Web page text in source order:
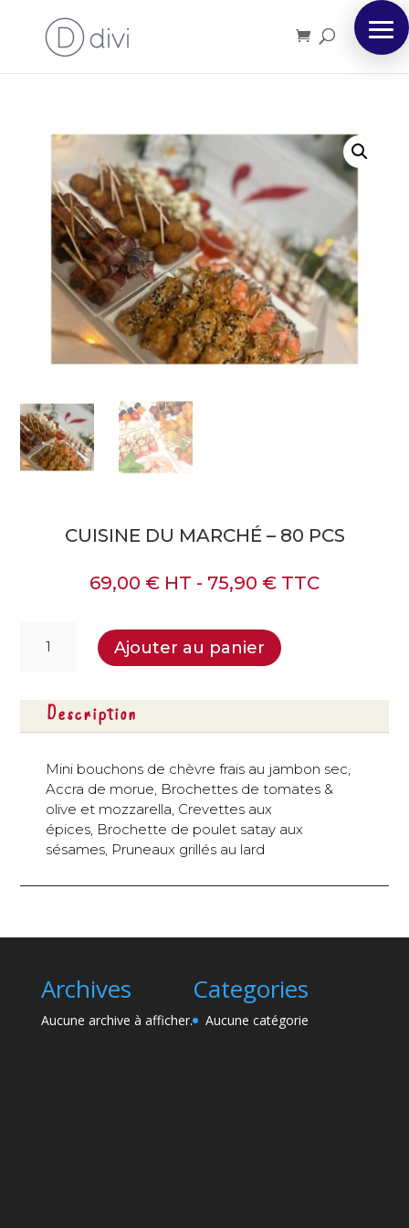
CUISINE DU MARCHÉ – 80 PCS
69,00 € HT - 75,90 € TTC
Marché
-
Ajouter au panier
Description
Mini bouchons de chèvre frais au jambon sec,
Accra de morue, Brochettes de tomates &
olive et mozzarella, Crevettes aux
épices, Brochette de poulet satay aux
sésames, Pruneaux grillés au lard
Archives
Aucune archive à afficher.
Categories
Aucune catégorie